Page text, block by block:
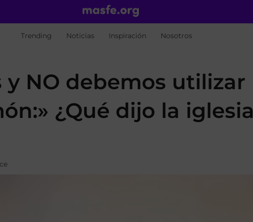
Trending Noticias Inspiración Nosotros
NO debemos utilizar
¿Qué dijo la iglesia